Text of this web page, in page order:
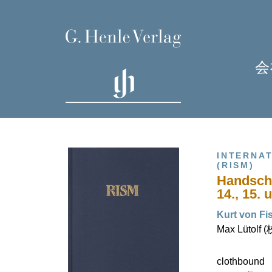
(RISM)
14., 15.
Kurt von
Max Lütolf (
clothbound